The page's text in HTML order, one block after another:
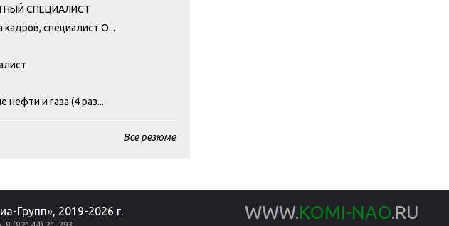
СПЕЦИАЛИСТ
специалист О...
нефти и газа (4 раз...
Все резюме
Групп», 2019-2026 г. WWW.KOMI-NAO.RU